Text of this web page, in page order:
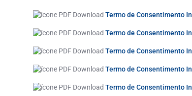
Termo de Consentimento
Termo de Consentimento
Termo de Consentimento
Termo de Consentimento
Termo de Consentimento